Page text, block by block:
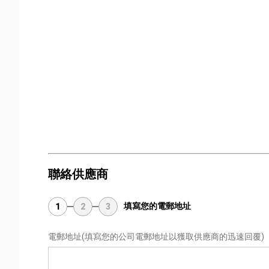
聯絡供應商
1 2 3 填寫您的電郵地址
電郵地址(填寫您的公司電郵地址以獲取供應商的迅速回覆)